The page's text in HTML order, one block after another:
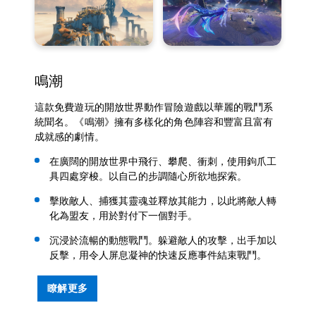
鳴潮
這款免費遊玩的開放世界動作冒險遊戲以華麗的戰鬥系
統聞名。《鳴潮》擁有多樣化的角色陣容和豐富且富有
成就感的劇情。
在廣闊的開放世界中飛行、攀爬、衝刺，使用鉤爪工
具四處穿梭。以自己的步調隨心所欲地探索。
擊敗敵人、捕獲其靈魂並釋放其能力，以此將敵人轉
化為盟友，用於對付下一個對手。
沉浸於流暢的動態戰鬥。躲避敵人的攻擊，出手加以
反擊，用令人屏息凝神的快速反應事件結束戰鬥。
瞭解更多